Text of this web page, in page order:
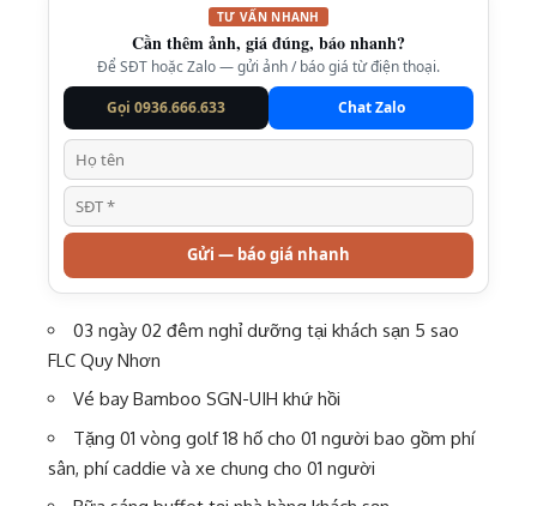
TƯ VẤN NHANH
Cần thêm ảnh, giá đúng, báo nhanh?
Để SĐT hoặc Zalo — gửi ảnh / báo giá từ điện thoại.
Gọi 0936.666.633
Chat Zalo
Gửi — báo giá nhanh
03 ngày 02 đêm nghỉ dưỡng tại khách sạn 5 sao
FLC Quy Nhơn
Vé bay Bamboo SGN-UIH khứ hồi
Tặng 01 vòng golf 18 hố cho 01 người bao gồm phí
sân, phí caddie và xe chung cho 01 người